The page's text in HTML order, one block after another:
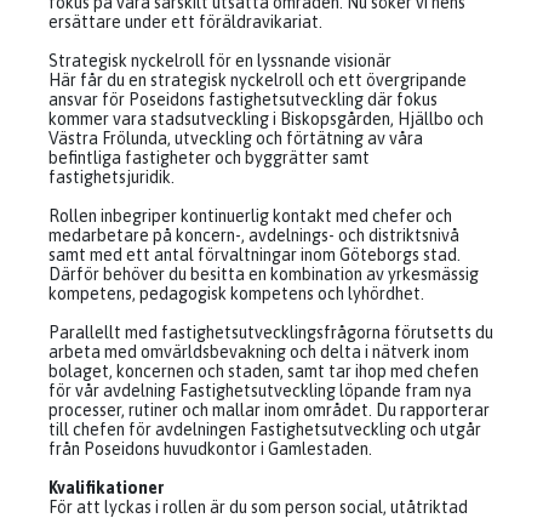
ersättare under ett föräldravikariat.
Strategisk nyckelroll för en lyssnande visionär
Här får du en strategisk nyckelroll och ett övergripande
ansvar för Poseidons fastighetsutveckling där fokus
kommer vara stadsutveckling i Biskopsgården, Hjällbo och
Västra Frölunda, utveckling och förtätning av våra
befintliga fastigheter och byggrätter samt
fastighetsjuridik.
Rollen inbegriper kontinuerlig kontakt med chefer och
medarbetare på koncern-, avdelnings- och distriktsnivå
samt med ett antal förvaltningar inom Göteborgs stad.
Därför behöver du besitta en kombination av yrkesmässig
kompetens, pedagogisk kompetens och lyhördhet.
Parallellt med fastighetsutvecklingsfrågorna förutsetts du
arbeta med omvärldsbevakning och delta i nätverk inom
bolaget, koncernen och staden, samt tar ihop med chefen
för vår avdelning Fastighetsutveckling löpande fram nya
processer, rutiner och mallar inom området. Du rapporterar
till chefen för avdelningen Fastighetsutveckling och utgår
från Poseidons huvudkontor i Gamlestaden.
Kvalifikationer
För att lyckas i rollen är du som person social, utåtriktad